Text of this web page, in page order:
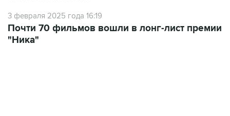
3 февраля 2025 года 16:19
Почти 70 фильмов вошли в лонг-лист премии
"Ника"